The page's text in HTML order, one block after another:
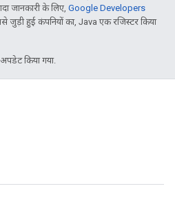
जानकारी के लिए, Google Developers
हुई कंपनियों का, Java एक रजिस्टर किया
किया गया.